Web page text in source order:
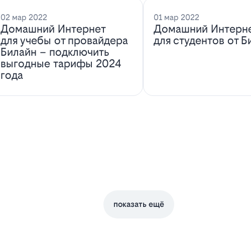
02 мар 2022
Домашний Интернет
для учебы от провайдера
Билайн – подключить
выгодные тарифы 2024
года
01 мар 2022
Домашний
для студентов от
показать ещё